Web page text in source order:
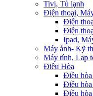
Tivi, Tủ lạnh
Điện thoại,
Điện
Điện
Ipad,
Máy ảnh- Kỹ
Máy tính, Lap
Điều Hòa
Điều hòa
Điều hòa
Điều